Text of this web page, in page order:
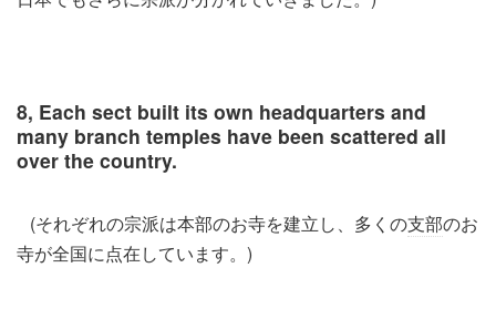
8, Each sect built its own headquarters and
many branch temples have been scattered all
over the country.
(それぞれの宗派は本部のお寺を建立し、多くの支部のお
寺が全国に点在しています。)